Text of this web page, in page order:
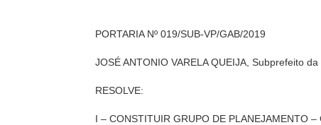
PORTARIA Nº 019/SUB-VP/GAB/2019
JOSÉ ANTONIO VARELA QUEIJA, Subprefeito
RESOLVE:
I – CONSTITUIR GRUPO DE PLANEJAMENTO